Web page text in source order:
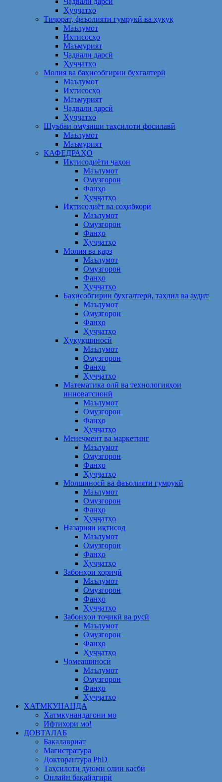
Ҳуҷҷатҳо
Тиҷорат, фаъолияти гумрукӣ ва ҳуқуқ
Маълумот
Ихтисосҳо
Маъмурият
Ҷадвали дарсӣ
Ҳуҷҷатҳо
Молия ва баҳисобгирии бухгалтерӣ
Маълумот
Ихтисосҳо
Маъмурият
Ҷадвали дарсӣ
Ҳуҷҷатҳо
Шуъбаи омӯзиши таҳсилоти фосилавӣ
Маълумот
Маъмурият
КАФЕДРАҲО
Иқтисодиёти ҷаҳон
Маълумот
Омузгорон
Фанҳо
Ҳуҷҷатҳо
Иқтисодиёт ва соҳибкорӣ
Маълумот
Омузгорон
Фанҳо
Ҳуҷҷатҳо
Молия ва қарз
Маълумот
Омузгорон
Фанҳо
Ҳуҷҷатҳо
Баҳисобгирии бухгалтерӣ, таҳлил ва аудит
Маълумот
Омузгорон
Фанҳо
Ҳуҷҷатҳо
Ҳуқуқшиносӣ
Маълумот
Омузгорон
Фанҳо
Ҳуҷҷатҳо
Математика олӣ ва технологияҳои
инноватсионӣ
Маълумот
Омузгорон
Фанҳо
Ҳуҷҷатҳо
Менеҷмент ва маркетинг
Маълумот
Омузгорон
Фанҳо
Ҳуҷҷатҳо
Молшиносӣ ва фаъолияти гумрукӣ
Маълумот
Омузгорон
Фанҳо
Ҳуҷҷатҳо
Назарияи иқтисод
Маълумот
Омузгорон
Фанҳо
Ҳуҷҷатҳо
Забонҳои хориҷӣ
Маълумот
Омузгорон
Фанҳо
Ҳуҷҷатҳо
Забонҳои тоҷикӣ ва русӣ
Маълумот
Омузгорон
Фанҳо
Ҳуҷҷатҳо
Ҷомеашиносӣ
Маълумот
Омузгорон
Фанҳо
Ҳуҷҷатҳо
ХАТМКУНАНДА
Хатмкунандагони мо
Ифтихори мо!
ДОВТАЛАБ
Бакалавриат
Магистратура
Докторантура PhD
Таҳсилоти дуюми олии касбӣ
Онлайн бақайдгирӣ